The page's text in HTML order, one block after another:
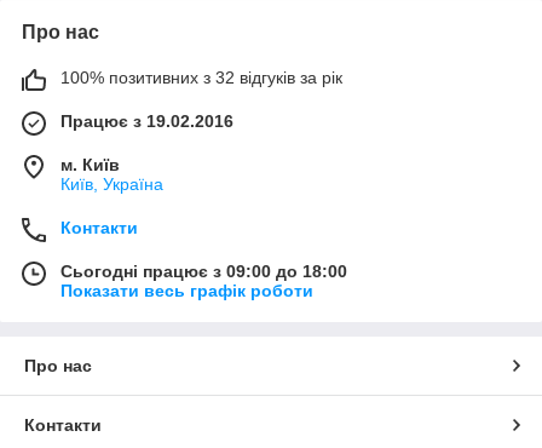
Про нас
100% позитивних з 32 відгуків за рік
Працює з 19.02.2016
м. Київ
Київ, Україна
Контакти
Сьогодні працює з 09:00 до 18:00
Показати весь графік роботи
Про нас
Контакти